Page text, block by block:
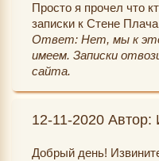
Просто я прочел что
записки к Стене
Ответ: Нет, мы к
имеем. Записки
сайта.
12-11-2020 Автор:
Добрый день!